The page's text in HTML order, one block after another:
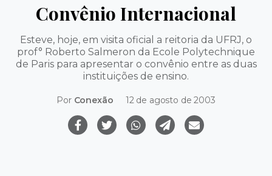
Convênio Internacional
Esteve, hoje, em visita oficial a reitoria da UFRJ, o
prof° Roberto Salmeron da Ecole Polytechnique
de Paris para apresentar o convênio entre as duas
instituições de ensino.
Por Conexão 12 de agosto de 2003